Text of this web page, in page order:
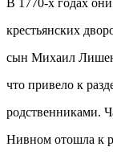
В 1770-х годах
крестьянских
сын Михаил
что привело к
родственниками.
Нивном отошла к